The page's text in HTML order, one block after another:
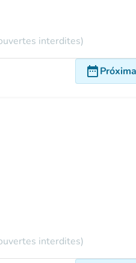
interdites)
date_range
interdites)